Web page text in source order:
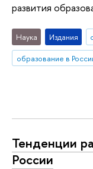
развития
Наука Издания
образование в
Тенденции
России